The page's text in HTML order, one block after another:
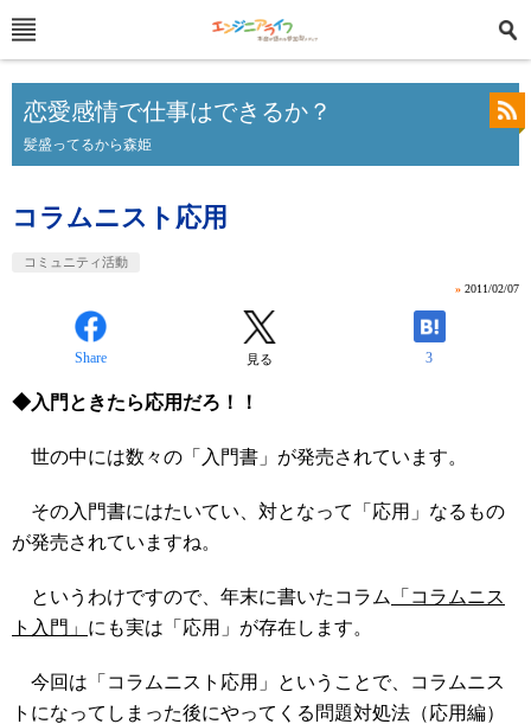
恋愛感情で仕事はできるか？
髪盛ってるから森姫
コラムニスト応用
コミュニティ活動
» 2011/02/07
Share 見る 3
◆入門ときたら応用だろ！！
世の中には数々の「入門書」が発売されています。
その入門書にはたいてい、対となって「応用」なるもの
が発売されていますね。
というわけですので、年末に書いたコラム
「コラムニス
ト入門」 にも実は「応用」が存在します。
今回は「コラムニスト応用」ということで、コラムニス
トになってしまった後にやってくる問題対処法（応用編）